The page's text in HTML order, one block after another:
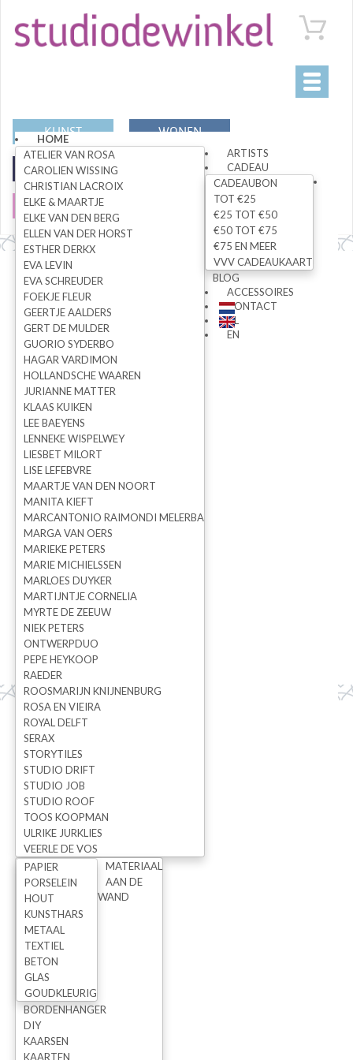
Toggle
HOME
ARTISTS
ATELIER VAN ROSA
CAROLIEN WISSING
CHRISTIAN LACROIX
ELKE & MAARTJE
ELKE VAN DEN BERG
ELLEN VAN DER HORST
ESTHER DERKX
EVA LEVIN
EVA SCHREUDER
FOEKJE FLEUR
GEERTJE AALDERS
GERT DE MULDER
GUORIO SYDERBO
HAGAR VARDIMON
HOLLANDSCHE WAAREN
JURIANNE MATTER
KLAAS KUIKEN
LEE BAEYENS
LENNEKE WISPELWEY
LIESBET MILORT
LISE LEFEBVRE
MAARTJE VAN DEN NOORT
MANITA KIEFT
MARCANTONIO RAIMONDI MELERBA
MARGA VAN OERS
MARIEKE PETERS
MARIE MICHIELSSEN
MARLOES DUYKER
MARTIJNTJE CORNELIA
MYRTE DE ZEEUW
NIEK PETERS
ONTWERPDUO
PEPE HEYKOOP
RAEDER
ROOSMARIJN KNIJNENBURG
ROSA EN VIEIRA
ROYAL DELFT
SERAX
STORYTILES
STUDIO DRIFT
STUDIO JOB
STUDIO ROOF
TOOS KOOPMAN
ULRIKE JURKLIES
VEERLE DE VOS
CADEAU
CADEAUBON
TOT €25
€25 TOT €50
€50 TOT €75
€75 EN MEER
VVV CADEAUKAART
BLOG
ACCESSOIRES
MATERIAAL
PAPIER
PORSELEIN
HOUT
KUNSTHARS
METAAL
TEXTIEL
BETON
GLAS
GOUDKLEURIG
AAN DE
WAND
BORDENHANGER
DIY
KAARSEN
KAARTEN
CONTACT
NL
EN
KUNST WONEN
MODE
SALE
Home>home
NIEUWS
Nieuws
Nieuwsbrieven
Wij staan op Flavourites Live
OVER STUDIODEWINKEL
Contact
Voorwaarden / Privacy Statement
Werkwijze
Disclaimer
Winkelwagen